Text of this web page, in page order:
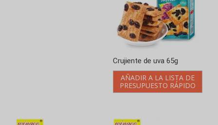
Crujiente de uva 92 g
AÑADIR A LA LISTA DE
PRESUPUESTO RÁPIDO